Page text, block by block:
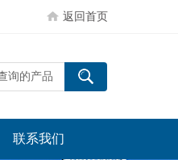
返回首页
联系我们